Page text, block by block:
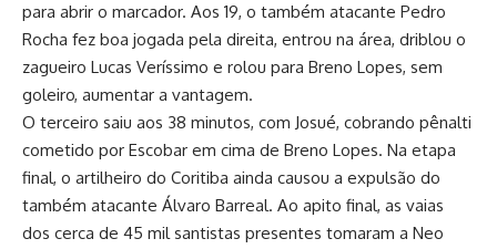
para abrir o marcador. Aos 19, o também atacante Pedro
Rocha fez boa jogada pela direita, entrou na área, driblou o
zagueiro Lucas Veríssimo e rolou para Breno Lopes, sem
goleiro, aumentar a vantagem.
O terceiro saiu aos 38 minutos, com Josué, cobrando pênalti
cometido por Escobar em cima de Breno Lopes. Na etapa
final, o artilheiro do Coritiba ainda causou a expulsão do
também atacante Álvaro Barreal. Ao apito final, as vaias
dos cerca de 45 mil santistas presentes tomaram a Neo